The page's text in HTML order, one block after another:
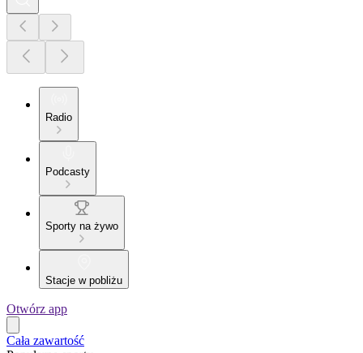
Radio
Podcasty
Sporty na żywo
Stacje w pobliżu
Otwórz app
Cała zawartość